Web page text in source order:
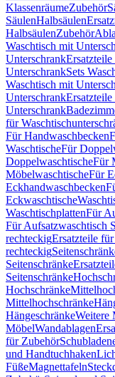
KlassenräumeZubehör
SäulenHalbsäulen
HalbsäulenZubehör
Waschtisch mit
Unterschrank
UnterschrankSets
Waschtisch mit
Unterschrank
Unterschrank
für
Für Handwaschbecken
WaschtischeFür
DoppelwaschtischeFür
MöbelwaschtischeFür
Eckhandwaschbecken
Eckwaschtische
WaschtischplattenFür
Für Aufsatzwaschtisch
rechteckigErsatzteile
rechteckig
Seitenschränke
Seitenschränke
Hochschränke
Mittelhochschränke
HängeschränkeWeitere
MöbelWandablagen
für Zubehör
und Handtuchhaken
FüßeMagnettafeln